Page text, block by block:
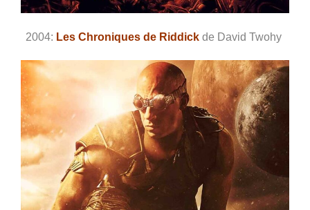
2004: Les Chroniques de Riddick de David Twohy